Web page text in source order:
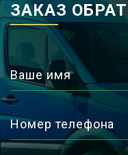
ЗАКАЗ
Ваше имя
Номер телефона